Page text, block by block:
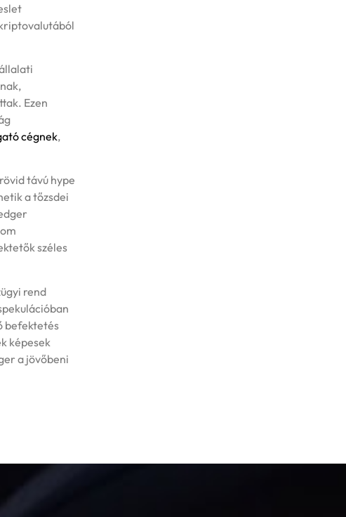
Ezen
cégnek,
távú hype
a tőzsdei
széles
rend
befektetés
képesek
a jövőbeni